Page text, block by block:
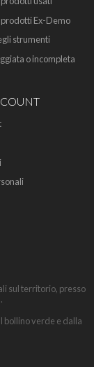
Ex-Demo
strumenti
o incompleta
sul territorio, presso
bollino verde e dalla